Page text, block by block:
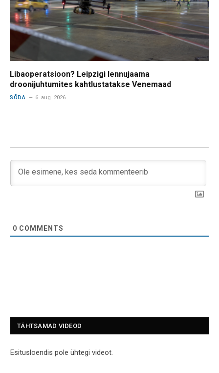
Libaoperatsioon? Leipzigi lennujaama
droonijuhtumites kahtlustatakse Venemaad
SÕDA 6. aug. 2026
0 COMMENTS
TÄHTSAMAD VIDEOD
Esitusloendis pole ühtegi videot.